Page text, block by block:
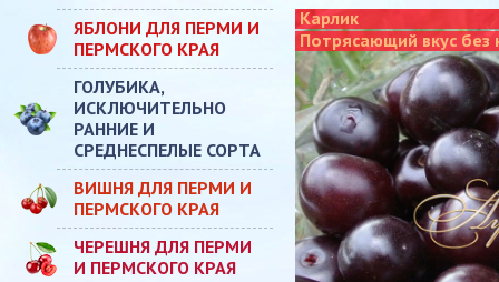
ЯБЛОНИ ДЛЯ ПЕРМИ И
ПЕРМСКОГО КРАЯ
ГОЛУБИКА,
ИСКЛЮЧИТЕЛЬНО
РАННИЕ И
СРЕДНЕСПЕЛЫЕ СОРТА
ВИШНЯ ДЛЯ ПЕРМИ И
ПЕРМСКОГО КРАЯ
ЧЕРЕШНЯ ДЛЯ ПЕРМИ
И ПЕРМСКОГО КРАЯ
Карлик
Потрясающий вкус без